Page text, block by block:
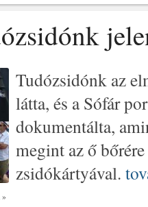
Tudózsidónk az
látta, és a Sófár
dokumentálta,
megint az ő
zsidókártyával.
»